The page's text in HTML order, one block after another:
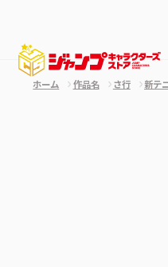
ホーム 作品名 さ行 新テ